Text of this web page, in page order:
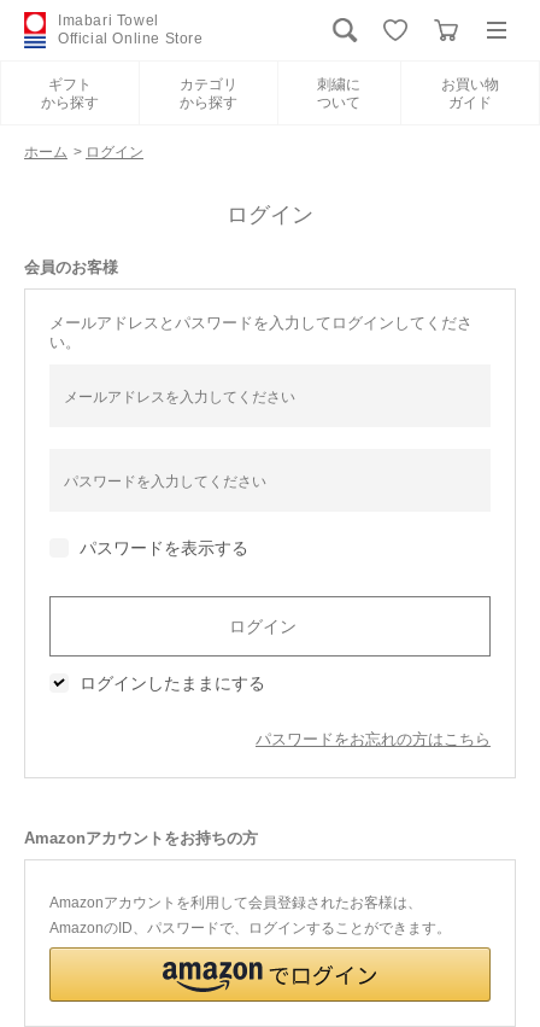
Imabari Towel
Official Online Store
ギフト
から探す
カテゴリ
から探す
刺繍に
ついて
お買い物
ガイド
新規会員登録
カテゴリから探す
刺繍について
今治タオルについて
会員サービス
規約
お問い合わせ
ホーム > ログイン
ログイン
会員のお客様
メールアドレスとパスワードを入力してログインしてくださ
い。
パスワードを表示する
ログインしたままにする
パスワードをお忘れの方はこちら
Amazonアカウントをお持ちの方
Amazonアカウントを利用して会員登録されたお客様は、
AmazonのID、パスワードで、ログインすることができます。